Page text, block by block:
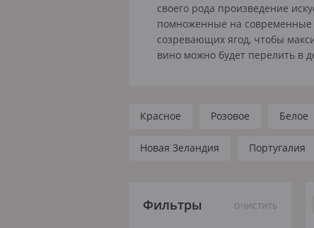
своего рода произведение
помноженные на современные
созревающих ягод, чтобы
вино можно будет перелить в
Красное Розовое Белое
Новая Зеландия Португалия
Фильтры ОЧИСТИТЬ